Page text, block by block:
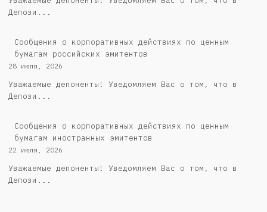
Депози...
Cообщения о корпоративных действиях по ценным
бумагам российских эмитентов
28 июля, 2026
Уважаемые депоненты! Уведомляем Вас о том, что в
Депози...
Сообщения о корпоративных действиях по ценным
бумагам иностранных эмитентов
22 июля, 2026
Уважаемые депоненты! Уведомляем Вас о том, что в
Депози...